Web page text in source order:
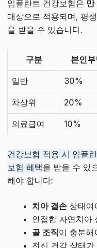
임플란트 건강보험은 만
대상으로 적용되며, 평
을 받을 수 있습니다.
구분 본인
일반 30%
차상위 20%
의료급여 10%
건강보험 적용 시 임플
보험 혜택을 받을 수 있
해야 합니다:
치아 결손 상태여
인접한 자연치아
골 조직이 충분해
전신 건강 상태가